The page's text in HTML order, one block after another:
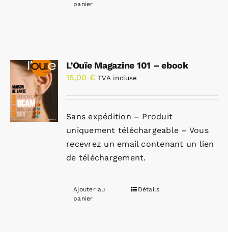
panier
L’Ouïe Magazine 101 – ebook
15,00 € TVA incluse
Sans expédition – Produit
uniquement téléchargeable – Vous
recevrez un email contenant un lien
de téléchargement.
Ajouter au
panier
Détails